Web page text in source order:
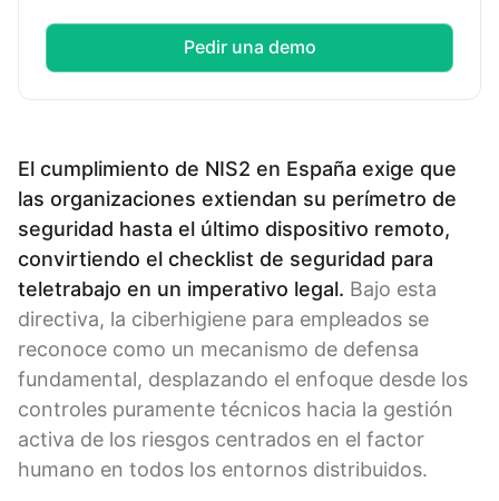
Pedir una demo
El cumplimiento de NIS2 en España exige que
las organizaciones extiendan su perímetro de
seguridad hasta el último dispositivo remoto,
convirtiendo el checklist de seguridad para
teletrabajo en un imperativo legal. Bajo esta
directiva, la ciberhigiene para empleados se
reconoce como un mecanismo de defensa
fundamental, desplazando el enfoque desde los
controles puramente técnicos hacia la gestión
activa de los riesgos centrados en el factor
humano en todos los entornos distribuidos.